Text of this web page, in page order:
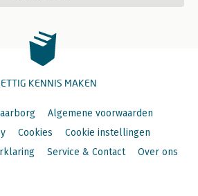
KENNIS MAKEN
Algemene voorwaarden
Cookies
Cookie instellingen
Service & Contact Over ons